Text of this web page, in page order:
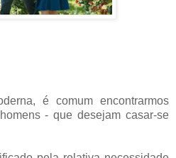
é comum encontrarmos
- que desejam casar-se